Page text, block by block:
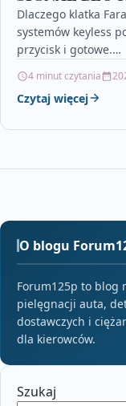
Dlaczego klatka
systemów keyless
przycisk i gotowe.…
4 minut czytania
Czytaj więcej
O blogu
Forum125p to blog
pielęgnacji auta,
dostawczych i
dla kierowców.
Szukaj